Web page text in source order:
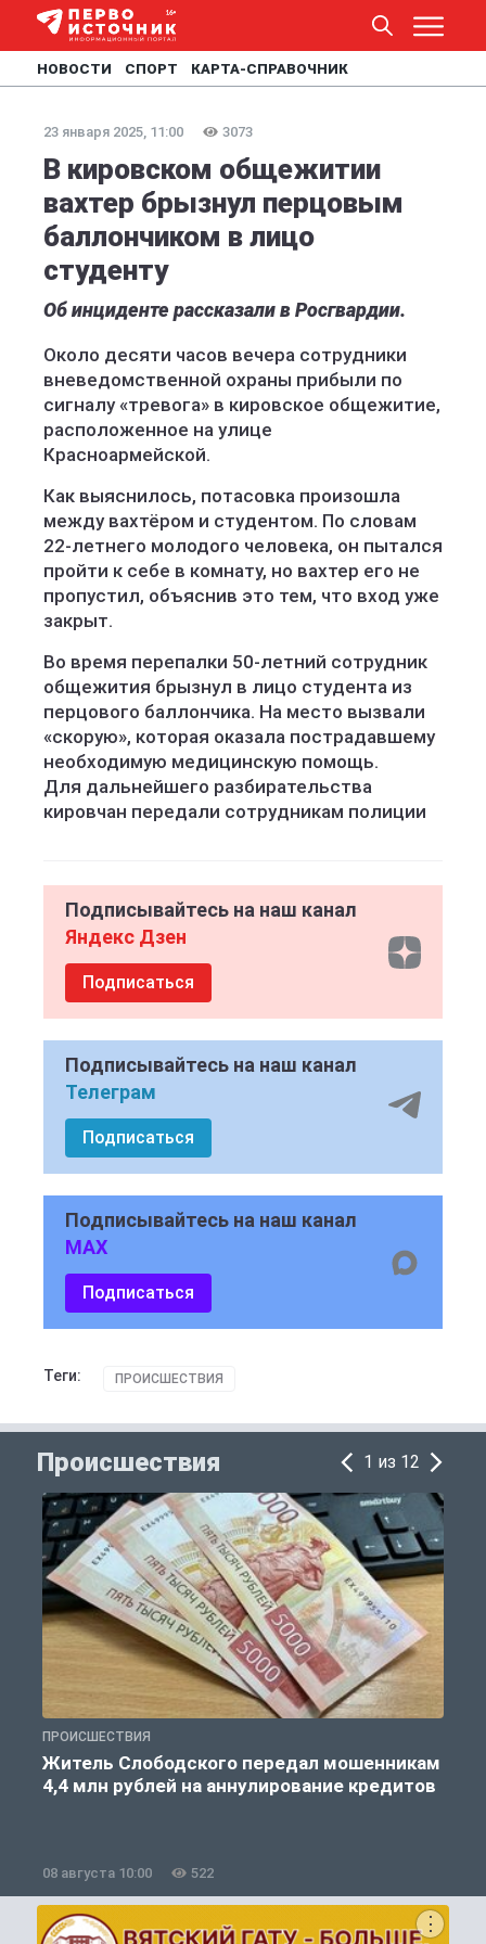
НОВОСТИ СПОРТ КАРТА-СПРАВОЧНИК
23 января 2025, 11:00 3073
В кировском общежитии
вахтер брызнул перцовым
баллончиком в лицо
студенту
Об инциденте рассказали в Росгвардии.
Около десяти часов вечера сотрудники
вневедомственной охраны прибыли по
сигналу «тревога» в кировское общежитие,
расположенное на улице
Красноармейской.
Как выяснилось, потасовка произошла
между вахтёром и студентом. По словам
22-летнего молодого человека, он пытался
пройти к себе в комнату, но вахтер его не
пропустил, объяснив это тем, что вход уже
закрыт.
Во время перепалки 50-летний сотрудник
общежития брызнул в лицо студента из
перцового баллончика. На место вызвали
«скорую», которая оказала пострадавшему
необходимую медицинскую помощь.
Для дальнейшего разбирательства
кировчан передали сотрудникам полиции
Подписывайтесь на наш канал
Яндекс Дзен
Подписаться
Подписывайтесь на наш канал
Телеграм
Подписаться
Подписывайтесь на наш канал
MAX
Подписаться
Теги: ПРОИСШЕСТВИЯ
Происшествия 1 из 12
ПРОИСШЕСТВИЯ
Житель Слободского передал мошенникам
4,4 млн рублей на аннулирование кредитов
08 августа 10:00 522